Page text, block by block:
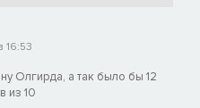
16:53
Олгирда, а так было бы 12
из 10